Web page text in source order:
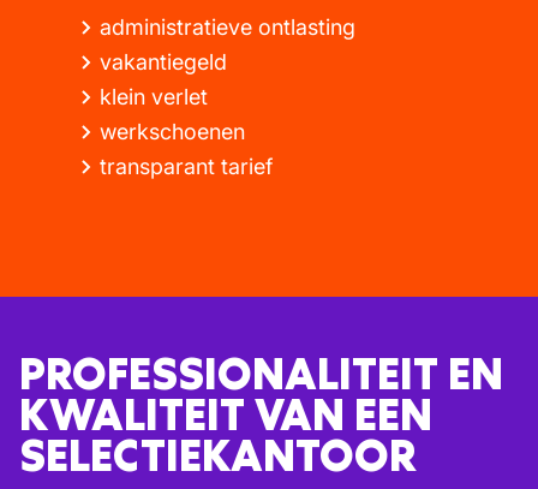
administratieve ontlasting
vakantiegeld
klein verlet
werkschoenen
transparant tarief
PROFESSIONALITEIT EN
KWALITEIT VAN EEN
SELECTIEKANTOOR